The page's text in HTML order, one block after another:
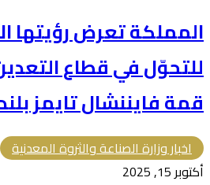
المملكة تعرض رؤيتها
للتحوّل في قطاع
قمة فايننشال تايمز
اخبار وزارة الصناعة والثروة المعدنية
أكتوبر 15, 2025